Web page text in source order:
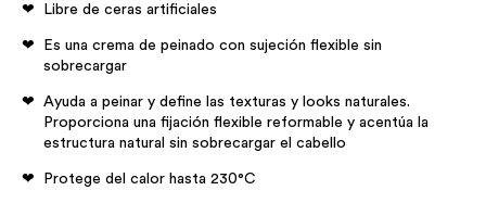
Libre de ceras artificiales
Es una crema de peinado con sujeción flexible sin
sobrecargar
Ayuda a peinar y define las texturas y looks naturales.
Proporciona una fijación flexible reformable y acentúa la
estructura natural sin sobrecargar el cabello
Protege del calor hasta 230°C